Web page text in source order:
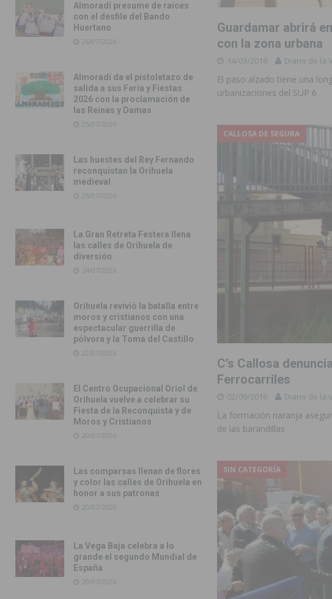
Guardamar abrirá
con la zona urbana
14/03/2018 Diario de la
El paso alzado tiene una
urbanizaciones del SUP 6
CALLOSA DE SEGURA
C’s Callosa
Ferrocarriles
02/09/2016 Diario de la
La formación naranja
de las barandillas
SIN CATEGORÍA
Almoradí presume de raíces
con el desfile del Bando
Huertano
26/07/2026
Almoradí da el pistoletazo de
salida a sus Feria y Fiestas
2026 con la proclamación de
las Reinas y Damas
25/07/2026
Las huestes del Rey Fernando
reconquistan la Orihuela
medieval
25/07/2026
La Gran Retreta Festera llena
las calles de Orihuela de
diversión
24/07/2026
Orihuela revivió la batalla entre
moros y cristianos con una
espectacular guerrilla de
pólvora y la Toma del Castillo
22/07/2026
El Centro Ocupacional Oriol de
Orihuela vuelve a celebrar su
Fiesta de la Reconquista y de
Moros y Cristianos
20/07/2026
Las comparsas llenan de flores
y color las calles de Orihuela en
honor a sus patronas
20/07/2026
La Vega Baja celebra a lo
grande el segundo Mundial de
España
20/07/2026